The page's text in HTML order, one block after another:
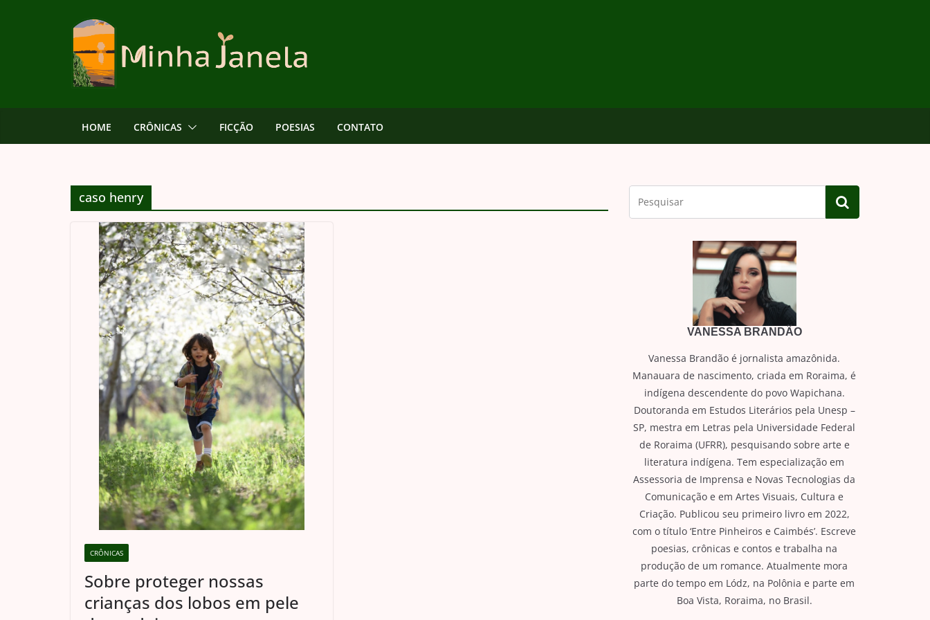
HOME CRÔNICAS FICÇÃO POESIAS CONTATO
caso henry
CRÔNICAS
Sobre proteger nossas
crianças dos lobos em pele
VANESSA BRANDÃO
Vanessa Brandão é jornalista amazônida.
Manauara de nascimento, criada em Roraima, é
indígena descendente do povo Wapichana.
Doutoranda em Estudos Literários pela Unesp –
SP, mestra em Letras pela Universidade Federal
de Roraima (UFRR), pesquisando sobre arte e
literatura indígena. Tem especialização em
Assessoria de Imprensa e Novas Tecnologias da
Comunicação e em Artes Visuais, Cultura e
Criação. Publicou seu primeiro livro em 2022,
com o título ‘Entre Pinheiros e Caimbés’. Escreve
poesias, crônicas e contos e trabalha na
produção de um romance. Atualmente mora
parte do tempo em Lódz, na Polônia e parte em
Boa Vista, Roraima, no Brasil.